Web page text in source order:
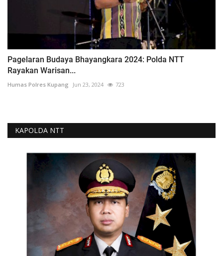
Pagelaran Budaya Bhayangkara 2024: Polda NTT
Rayakan Warisan...
Humas Polres Kupang Jun 23, 2024 723
KAPOLDA NTT